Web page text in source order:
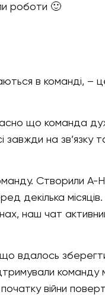
роботи 🙂
в команді, –
що команда
завжди на зв’язку
Створили A-
декілька місяців.
наш чат
що вдалось
команду
війни